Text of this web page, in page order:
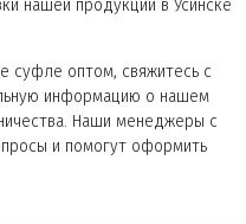
нашей продукции в Усинске
суфле оптом, свяжитесь с
информацию о нашем
Наши менеджеры с
и помогут оформить